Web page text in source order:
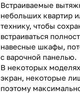
Встраиваемые
небольших квартир
технику, чтобы
встраиваться
навесные шкафы,
с варочной панелью.
В некоторых
экран, некоторые
поэтому